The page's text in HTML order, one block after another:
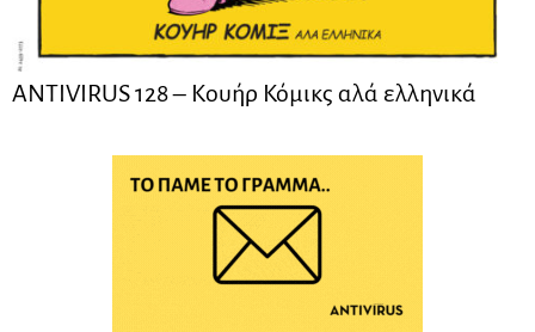
ANTIVIRUS 128 – Kουήρ Κόμικς αλά ελληνικά